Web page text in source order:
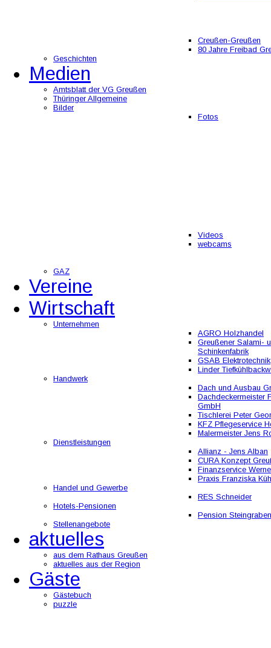
Creußen-Greußen
80 Jahre Freibad
Geschichten
Medien
Amtsblatt der VG Greußen
Thüringer Allgemeine
Bilder
Fotos
Videos
webcams
GAZ
Vereine
Wirtschaft
Unternehmen
AGRO Holzhandel
Greußener Salami-
Schinkenfabrik
GSAB Elektrotechnik
Linder
Handwerk
Dach und Ausbau
Dachdeckermeister
GmbH
Tischlerei Peter
KFZ Pflegeservice
Malermeister Jens
Dienstleistungen
Allianz - Jens Alban
CURA Konzept
Finanzservice
Praxis Franziska
Handel und Gewerbe
RES Schneider
Hotels-Pensionen
Pension Steingraben
Stellenangebote
aktuelles
aus dem Rathaus Greußen
aktuelles aus der Region
Gäste
Gästebuch
puzzle